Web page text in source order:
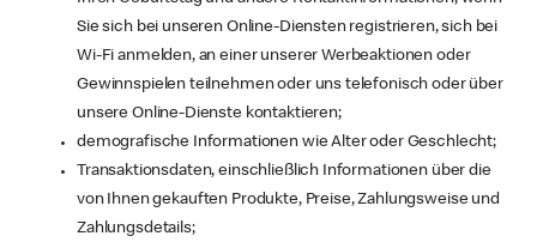
Sie sich bei unseren Online-Diensten registrieren, sich bei
Wi-Fi anmelden, an einer unserer Werbeaktionen oder
Gewinnspielen teilnehmen oder uns telefonisch oder über
unsere Online-Dienste kontaktieren;
demografische Informationen wie Alter oder Geschlecht;
Transaktionsdaten, einschließlich Informationen über die
von Ihnen gekauften Produkte, Preise, Zahlungsweise und
Zahlungsdetails;